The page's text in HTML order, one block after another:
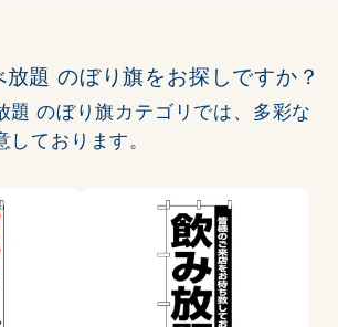
題 のぼり旗をお探しですか？
題 のぼり旗カテゴリでは、多彩な
ております。